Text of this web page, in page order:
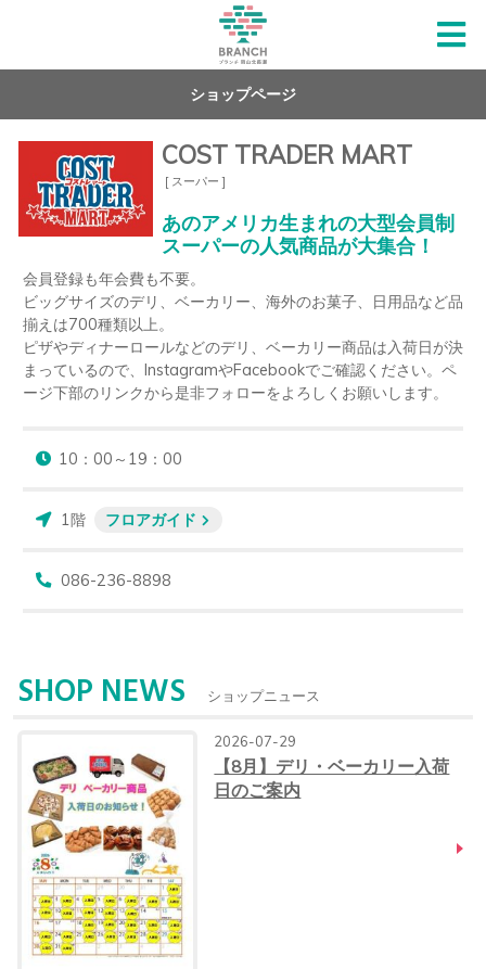
ショップページ
COST TRADER MART
[ スーパー ]
あのアメリカ生まれの大型会員制
スーパーの人気商品が大集合！
会員登録も年会費も不要。
ビッグサイズのデリ、ベーカリー、海外のお菓子、日用品など品
揃えは700種類以上。
ピザやディナーロールなどのデリ、ベーカリー商品は入荷日が決
まっているので、InstagramやFacebookでご確認ください。ペ
ージ下部のリンクから是非フォローをよろしくお願いします。
10：00～19：00
1階 フロアガイド
086-236-8898
SHOP NEWS ショップニュース
2026-07-29
【8月】デリ・ベーカリー入荷
日のご案内